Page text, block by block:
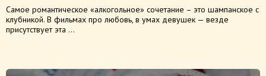
Самое романтическое «алкогольное» сочетание – это шампанское с
клубникой. В фильмах про любовь, в умах девушек — везде
присутствует эта ...